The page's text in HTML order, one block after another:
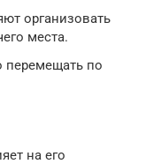
организовать
места.
перемещать по
на его